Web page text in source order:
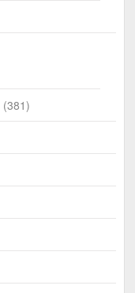
(381)